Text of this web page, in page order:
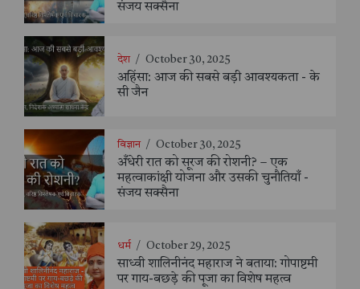
संजय सक्सैना
देश / October 30, 2025
अहिंसा: आज की सबसे बड़ी आवश्यकता - के
सी जैन
विज्ञान / October 30, 2025
अँधेरी रात को सूरज की रोशनी? – एक
महत्वाकांक्षी योजना और उसकी चुनौतियाँ -
संजय सक्सैना
धर्म / October 29, 2025
साध्वी शालिनीनंद महाराज ने बताया: गोपाष्टमी
पर गाय-बछड़े की पूजा का विशेष महत्व